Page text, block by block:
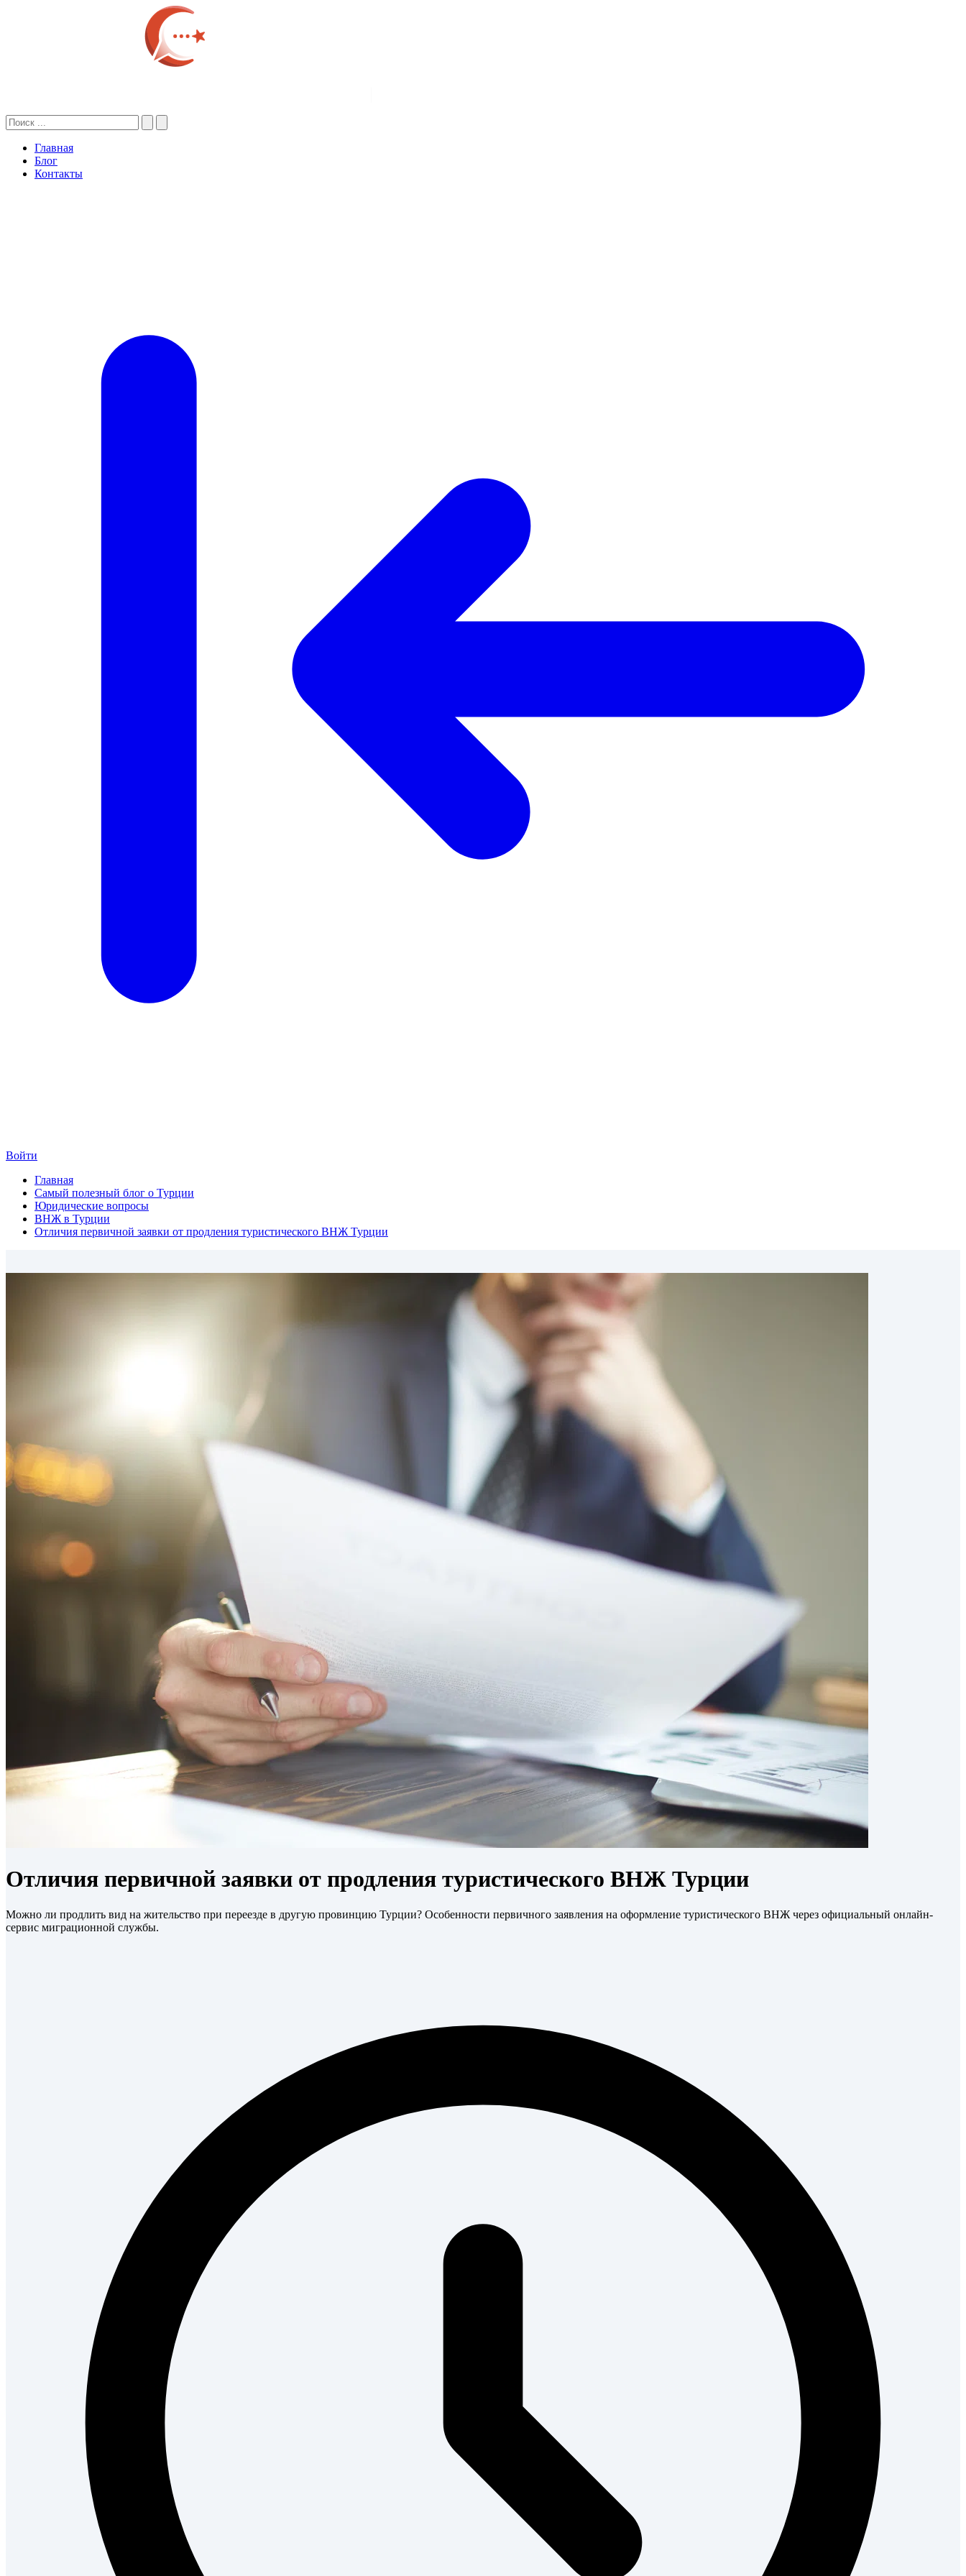
Главная
Блог
Контакты
Войти
Главная
Самый полезный блог о Турции
Юридические вопросы
ВНЖ в Турции
Отличия первичной заявки от продления туристического ВНЖ Турции
Отличия первичной заявки от продления туристического ВНЖ Турции
Можно ли продлить вид на жительство при переезде в другую провинцию Турции? Особенности первичного заявления на оформление туристического ВНЖ через официальный онлайн-
сервис миграционной службы.